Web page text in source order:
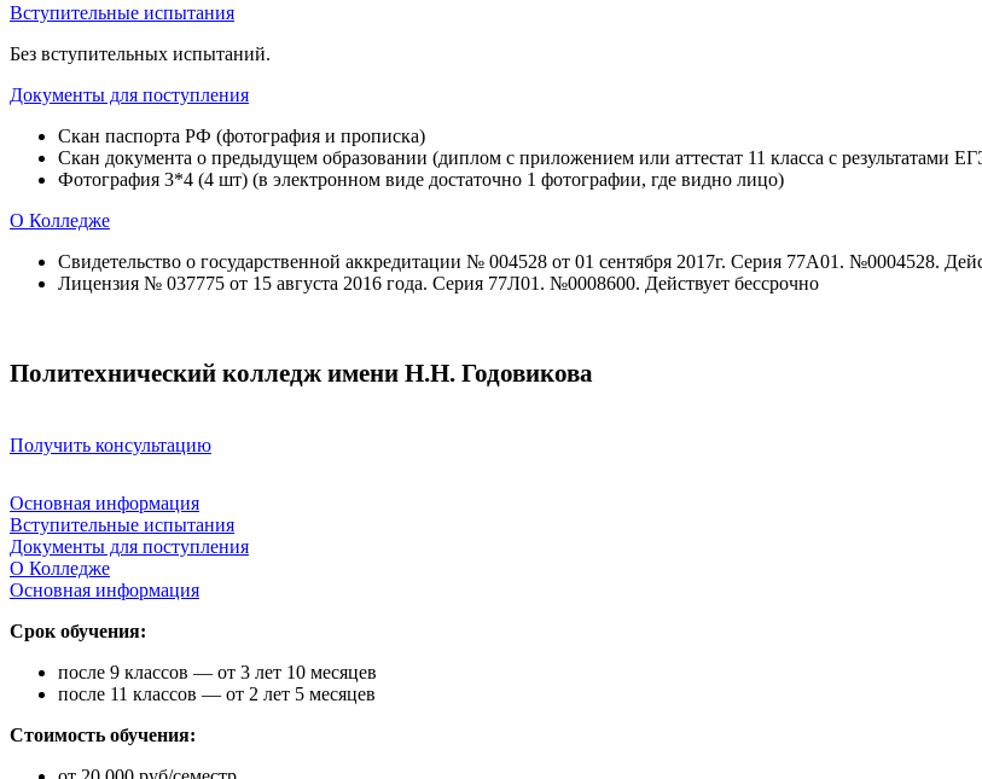
Вступительные испытания
Без вступительных испытаний.
Документы для поступления
Скан паспорта РФ (фотография и прописка)
Скан документа о предыдущем образовании (диплом с приложением или аттестат 11 класса с результатами
Фотография 3*4 (4 шт) (в электронном виде достаточно 1 фотографии, где видно лицо)
О Колледже
Свидетельство о государственной аккредитации № 004528 от 01 сентября 2017г. Серия 77А01. №0004528.
Лицензия № 037775 от 15 августа 2016 года. Серия 77Л01. №0008600. Действует бессрочно
Политехнический колледж имени Н.Н. Годовикова
Получить консультацию
Основная информация
Вступительные испытания
Документы для поступления
О Колледже
Основная информация
Срок обучения:
после 9 классов — от 3 лет 10 месяцев
после 11 классов — от 2 лет 5 месяцев
Стоимость обучения: